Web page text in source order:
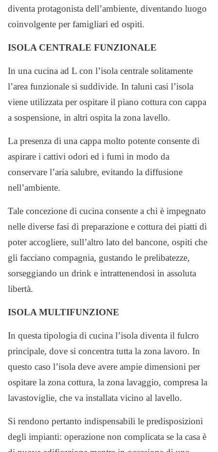
diventa protagonista dell’ambiente, diventando luogo
coinvolgente per famigliari ed ospiti.
ISOLA CENTRALE FUNZIONALE
In una cucina ad L con l’isola centrale solitamente
l’area funzionale si suddivide. In taluni casi l’isola
viene utilizzata per ospitare il piano cottura con cappa
a sospensione, in altri ospita la zona lavello.
La presenza di una cappa molto potente consente di
aspirare i cattivi odori ed i fumi in modo da
conservare l’aria salubre, evitando la diffusione
nell’ambiente.
Tale concezione di cucina consente a chi è impegnato
nelle diverse fasi di preparazione e cottura dei piatti di
poter accogliere, sull’altro lato del bancone, ospiti che
gli facciano compagnia, gustando le prelibatezze,
sorseggiando un drink e intrattenendosi in assoluta
libertà.
ISOLA MULTIFUNZIONE
In questa tipologia di cucina l’isola diventa il fulcro
principale, dove si concentra tutta la zona lavoro. In
questo caso l’isola deve avere ampie dimensioni per
ospitare la zona cottura, la zona lavaggio, compresa la
lavastoviglie, che va installata vicino al lavello.
Si rendono pertanto indispensabili le predisposizioni
degli impianti: operazione non complicata se la casa è